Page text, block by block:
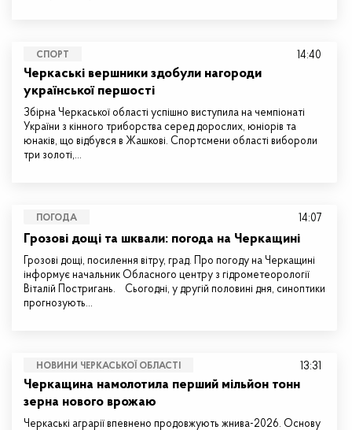
СПОРТ
Черкаські вершники здобули нагороди
української першості
Збірна Черкаської області успішно виступила на чемпіонаті
України з кінного триборства серед дорослих, юніорів та
юнаків, що відбувся в Жашкові. Спортсмени області вибороли
три золоті,…
14:40
ПОГОДА
Грозові дощі та шквали: погода на Черкащині
Грозові дощі, посилення вітру, град. Про погоду на Черкащині
інформує начальник Обласного центру з гідрометеорології
Віталій Постригань. Сьогодні, у другій половині дня, синоптики
прогнозують…
14:07
НОВИНИ ЧЕРКАСЬКОЇ ОБЛАСТІ
Черкащина намолотила перший мільйон тонн
зерна нового врожаю
Черкаські аграрії впевнено продовжують жнива-2026. Основу
13:31